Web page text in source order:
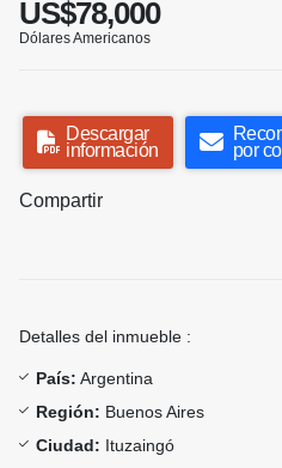
US$78,000
Dólares Americanos
Descargar
información
por
Compartir
Detalles del inmueble :
País: Argentina
Región: Buenos Aires
Ciudad: Ituzaingó